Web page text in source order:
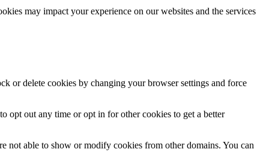
may impact your experience on our websites and the services
or delete cookies by changing your browser settings and force
opt out any time or opt in for other cookies to get a better
not able to show or modify cookies from other domains. You can